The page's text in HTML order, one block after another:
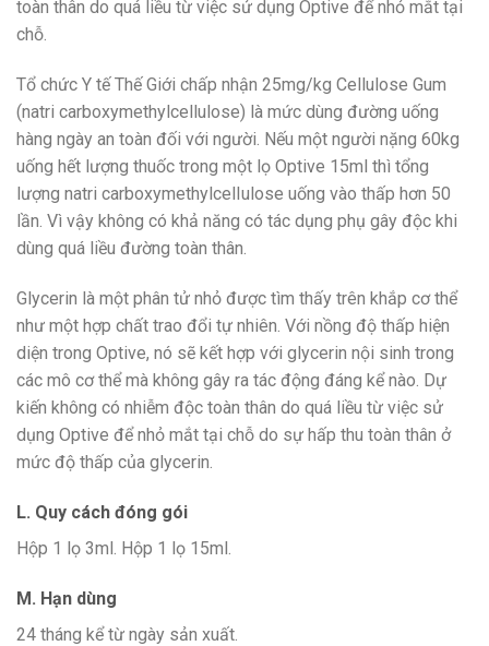
toàn thân do quá liều từ việc sử dụng Optive để nhỏ mắt tại
chỗ.
Tổ chức Y tế Thế Giới chấp nhận 25mg/kg Cellulose Gum
(natri carboxymethylcellulose) là mức dùng đường uống
hàng ngày an toàn đối với người. Nếu một người nặng 60kg
uống hết lượng thuốc trong một lọ Optive 15ml thì tổng
lượng natri carboxymethylcelIulose uống vào thấp hơn 50
lần. Vì vậy không có khả năng có tác dụng phụ gây độc khi
dùng quá liều đường toàn thân.
Glycerin là một phân tử nhỏ được tìm thấy trên khắp cơ thể
như một hợp chất trao đổi tự nhiên. Với nồng độ thấp hiện
diện trong Optive, nó sẽ kết hợp với glycerin nội sinh trong
các mô cơ thể mà không gây ra tác động đáng kể nào. Dự
kiến không có nhiễm độc toàn thân do quá liều từ việc sử
dụng Optive để nhỏ mắt tại chỗ do sự hấp thu toàn thân ở
mức độ thấp của glycerin.
L. Quy cách đóng gói
Hộp 1 lọ 3ml. Hộp 1 lọ 15ml.
M. Hạn dùng
24 tháng kể từ ngày sản xuất.